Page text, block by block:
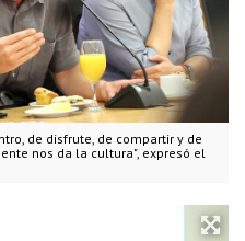
de disfrute, de compartir y de
nos da la cultura", expresó el